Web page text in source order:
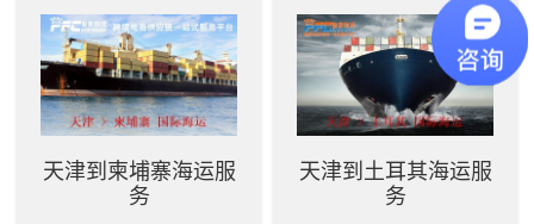
天津到柬埔寨海运服
务
天津到土耳其海运服
务